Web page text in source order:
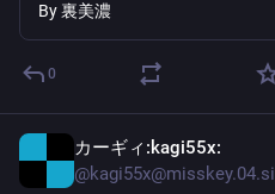
By裏美濃
0
カーギィ:kagi55x:
@kagi55x@misskey.04.si